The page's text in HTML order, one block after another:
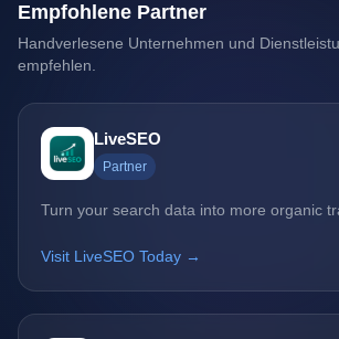
Empfohlene Partner
Handverlesene Unternehmen und
empfehlen.
LiveSEO
Partner
Turn your search data into more organic
Visit LiveSEO Today →